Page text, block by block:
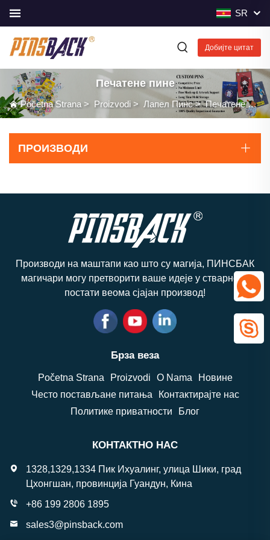
SR
Добијте цитат
Печатене пине
Početna Strana> Proizvodi > Лапел Пинс>Печатене пине
ПРОИЗВОДИ
Производи на маштапи као што су магија, ПИНСБАК
магичари могу претворити ваше идеје у стварност,
постати веома сјајан производ!
Брза веза
Početna Strana Proizvodi O Nama
Новине
Често постављане питања
Контактирајте нас
Политике приватности
Блог
КОНТАКТНО НАС
1328,1329,1334 Пик Ихуалинг, улица Шики, град
Цхонгшан, провинција Гуандун, Кина
+86 199 2806 1895
sales3@pinsback.com